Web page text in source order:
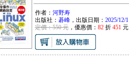
作者： 河野寿
出版社： 碁峰，出版日期： 2025/12/1
定價：550 元，優惠價： 82折 451元